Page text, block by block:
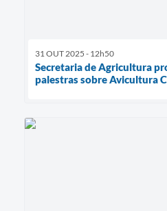
31 OUT 2025 - 12h50
Secretaria de Agricultura
palestras sobre Avicultura